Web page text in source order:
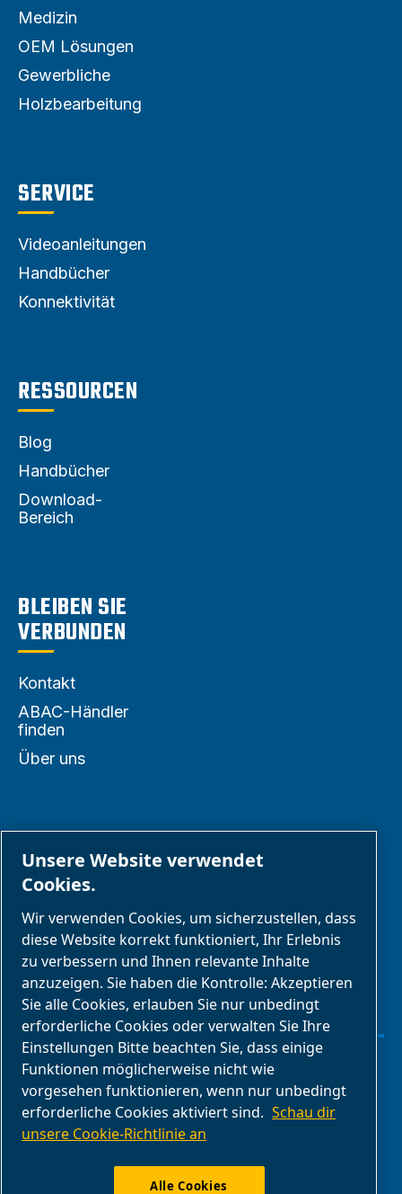
Medizin
OEM Lösungen
Gewerbliche
Holzbearbeitung
SERVICE
Videoanleitungen
Handbücher
Konnektivität
RESSOURCEN
Blog
Handbücher
Download-
Bereich
BLEIBEN SIE
VERBUNDEN
Kontakt
ABAC-Händler
finden
Über uns
PARTNER
E-Connect 2,0
Geschäftsportal
ABAC
Mediengalerie
Cookies verwalten
Legal & Privacy Notices
Unsere Website verwendet
Cookies.
Wir verwenden Cookies, um sicherzustellen, dass
diese Website korrekt funktioniert, Ihr Erlebnis
zu verbessern und Ihnen relevante Inhalte
anzuzeigen. Sie haben die Kontrolle: Akzeptieren
Sie alle Cookies, erlauben Sie nur unbedingt
erforderliche Cookies oder verwalten Sie Ihre
Einstellungen Bitte beachten Sie, dass einige
Funktionen möglicherweise nicht wie
vorgesehen funktionieren, wenn nur unbedingt
erforderliche Cookies aktiviert sind. Schau dir
unsere Cookie-Richtlinie an
Alle Cookies